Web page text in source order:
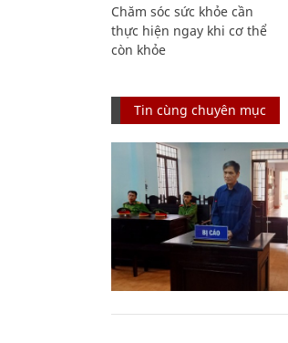
Chăm sóc sức khỏe cần
thực hiện ngay khi cơ thể
còn khỏe
Tin cùng chuyên mục